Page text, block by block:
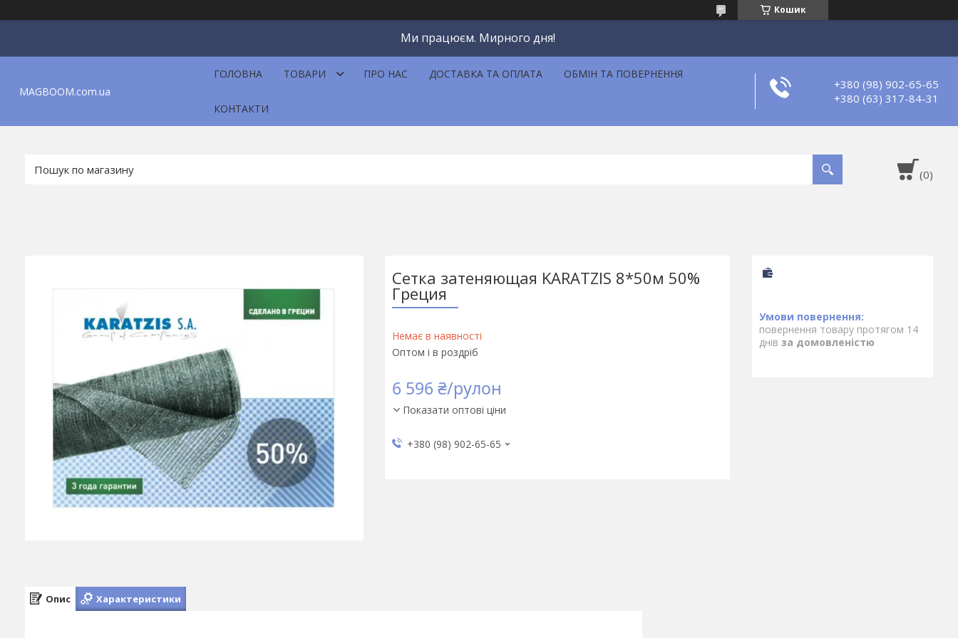
Кошик
Ми працюєм. Мирного дня!
MAGBOOM.com.ua
ГОЛОВНА ТОВАРИ ПРО НАС ДОСТАВКА ТА ОПЛАТА ОБМІН ТА ПОВЕРНЕННЯ
КОНТАКТИ
+380 (98) 902-65-65
+380 (63) 317-84-31
Сетка затеняющая KARATZIS 8*50м 50%
Греция
Немає в наявності
Оптом і в роздріб
6 596 ₴/рулон
Показати оптові ціни
+380 (98) 902-65-65
повернення товару протягом 14
днів за домовленістю
Опис Характеристики